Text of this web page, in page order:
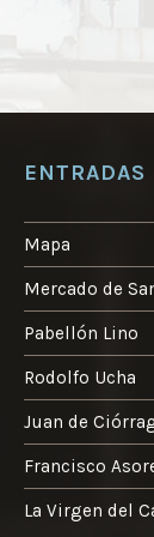
ENTRADAS
Mapa
Mercado de
Pabellón Lino
Rodolfo Ucha
Juan de
Francisco
La Virgen del